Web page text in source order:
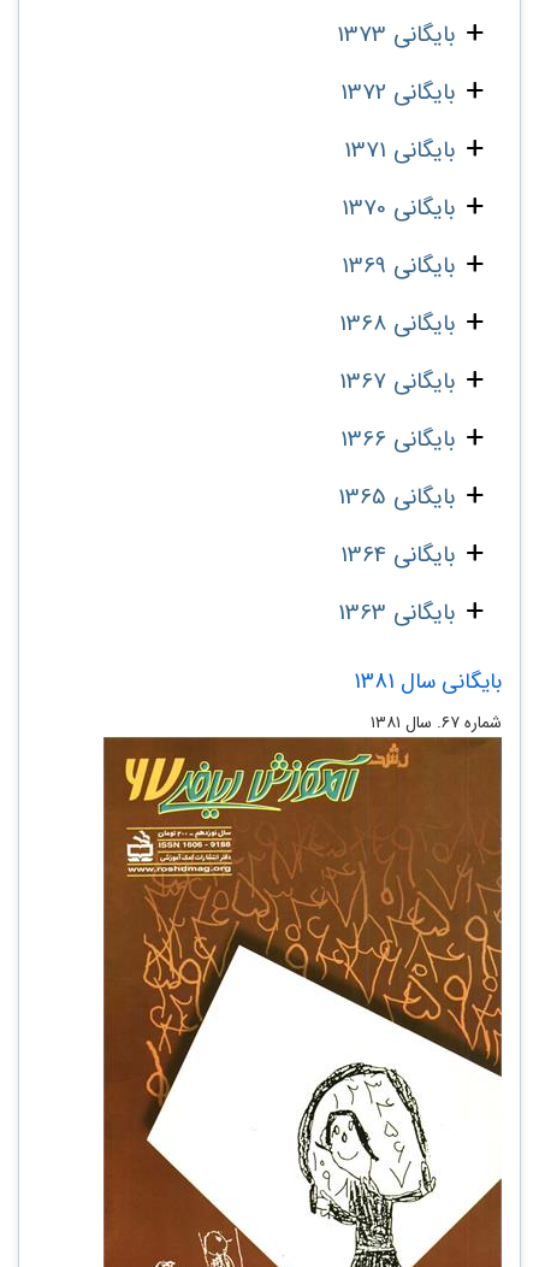
بایگانی 1373
بایگانی 1372
بایگانی 1371
بایگانی 1370
بایگانی 1369
بایگانی 1368
بایگانی 1367
بایگانی 1366
بایگانی 1365
بایگانی 1364
بایگانی 1363
بایگانی سال 1381
شماره ۶۷. سال ۱۳۸۱